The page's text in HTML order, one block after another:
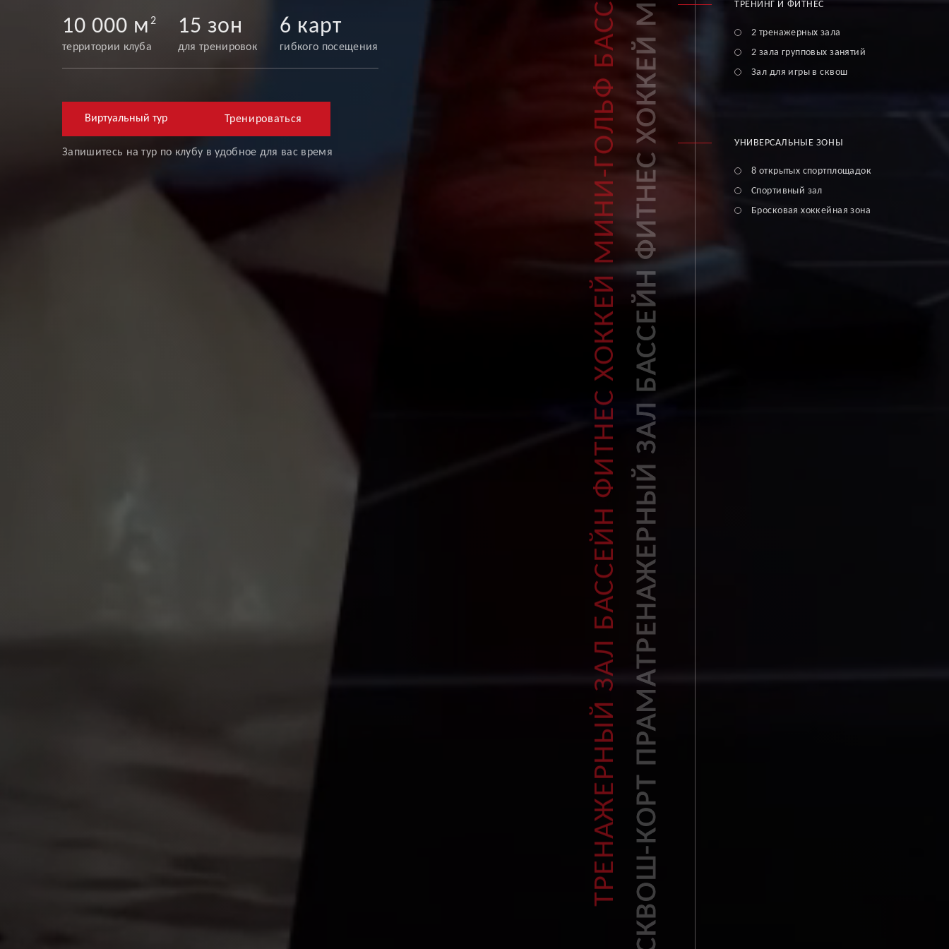
10 000 м 2
территории клуба
15 зон
для тренировок
6 карт
гибкого посещения
Виртуальный тур Тренироваться
Запишитесь на тур по клубу в удобное для вас время
ТРЕНИНГ И ФИТНЕС
2 тренажерных зала
2 зала групповых занятий
Зал для игры в сквош
УНИВЕРСАЛЬНЫЕ ЗОНЫ
8 открытых спортплощадок
Спортивный зал
Бросковая хоккейная зона